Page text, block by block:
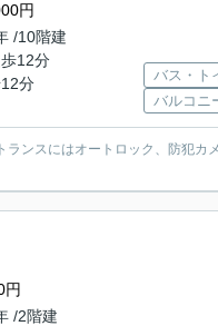
円
/10階建
歩12分
12分 バス・ト
バルコニ
ンスにはオートロック、防犯カ
円
/2階建